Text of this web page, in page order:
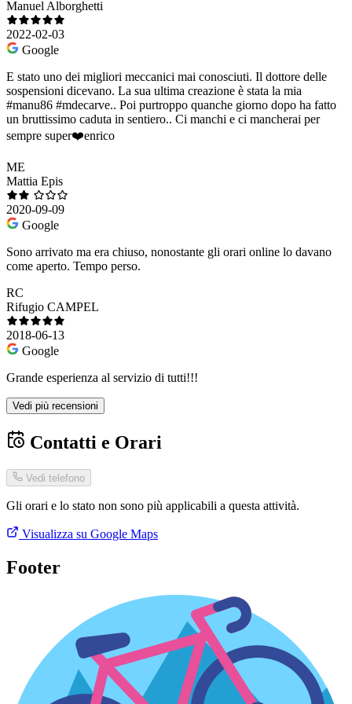
Manuel Alborghetti
2022-02-03
Google
E stato uno dei migliori meccanici mai conosciuti. Il dottore delle
sospensioni dicevano. La sua ultima creazione è stata la mia
#manu86 #mdecarve.. Poi purtroppo quanche giorno dopo ha fatto
un bruttissimo caduta in sentiero.. Ci manchi e ci mancherai per
sempre super❤️enrico
ME
Mattia Epis
2020-09-09
Google
Sono arrivato ma era chiuso, nonostante gli orari online lo davano
come aperto. Tempo perso.
RC
Rifugio CAMPEL
2018-06-13
Google
Grande esperienza al servizio di tutti!!!
Vedi più recensioni
Contatti e Orari
Vedi telefono
Gli orari e lo stato non sono più applicabili a questa attività.
Visualizza su Google Maps
Footer